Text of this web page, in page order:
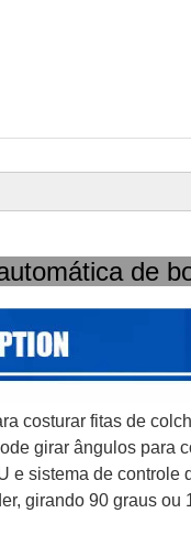
de
costurar fitas de
girar ângulos para
e sistema de controle
girando 90 graus ou